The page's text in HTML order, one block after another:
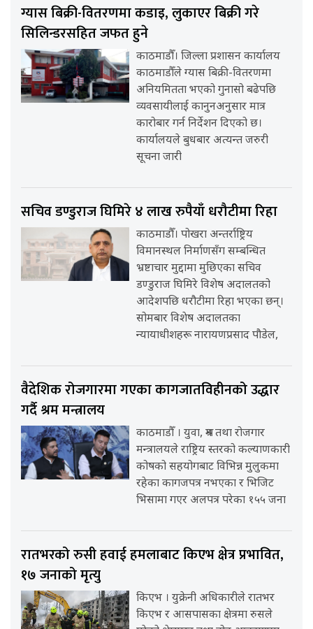
ग्यास बिक्री-वितरणमा कडाइ, लुकाएर बिक्री गरे
सिलिन्डरसहित जफत हुने
काठमाडौँ। जिल्ला प्रशासन कार्यालय
काठमाडौँले ग्यास बिक्री-वितरणमा
अनियमितता भएको गुनासो बढेपछि
व्यवसायीलाई कानुनअनुसार मात्र
कारोबार गर्न निर्देशन दिएको छ।
कार्यालयले बुधबार अत्यन्त जरुरी
सूचना जारी
सचिव डण्डुराज घिमिरे ४ लाख रुपैयाँ धरौटीमा रिहा
काठमाडौँ। पोखरा अन्तर्राष्ट्रिय
विमानस्थल निर्माणसँग सम्बन्धित
भ्रष्टाचार मुद्दामा मुछिएका सचिव
डण्डुराज घिमिरे विशेष अदालतको
आदेशपछि धरौटीमा रिहा भएका छन्।
सोमबार विशेष अदालतका
न्यायाधीशहरू नारायणप्रसाद पौडेल,
वैदेशिक रोजगारमा गएका कागजातविहीनको उद्धार
गर्दै श्रम मन्त्रालय
काठमाडौँ । युवा, श्रम तथा रोजगार
मन्त्रालयले राष्ट्रिय स्तरको कल्याणकारी
कोषको सहयोगबाट विभिन्न मुलुकमा
रहेका कागजपत्र नभएका र भिजिट
भिसामा गएर अलपत्र परेका १५५ जना
रातभरको रुसी हवाई हमलाबाट किएभ क्षेत्र प्रभावित,
१७ जनाको मृत्यु
किएभ । युक्रेनी अधिकारीले रातभर
किएभ र आसपासका क्षेत्रमा रुसले